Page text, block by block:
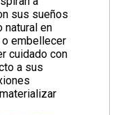
sus sueños
natural en
embellecer
cuidado con
a sus